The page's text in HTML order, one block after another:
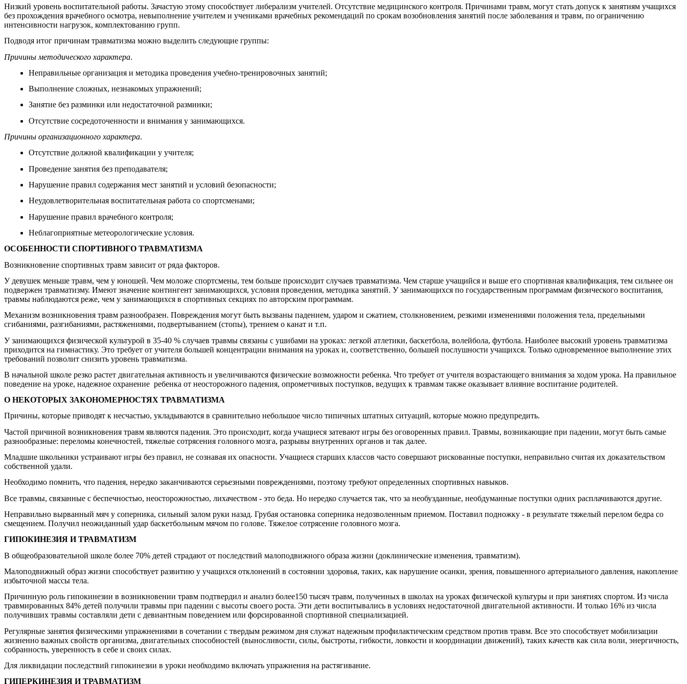
Низкий уровень воспитательной работы. Зачастую этому способствует либерализм учителей. Отсутствие медицинского контроля. Причинами травм, могут стать допуск к занятиям учащихся
без прохождения врачебного осмотра, невыполнение учителем и учениками врачебных рекомендаций по срокам возобновления занятий после заболевания и травм, по ограничению
интенсивности нагрузок, комплектованию групп.
Подводя итог причинам травматизма можно выделить следующие группы:
Причины методического характера.
Неправильные организация и методика проведения учебно-тренировочных занятий;
Выполнение сложных, незнакомых упражнений;
Занятие без разминки или недостаточной разминки;
Отсутствие сосредоточенности и внимания у занимающихся.
Причины организационного характера.
Отсутствие должной квалификации у учителя;
Проведение занятия без преподавателя;
Нарушение правил содержания мест занятий и условий безопасности;
Неудовлетворительная воспитательная работа со спортсменами;
Нарушение правил врачебного контроля;
Неблагоприятные метеорологические условия.
ОСОБЕННОСТИ СПОРТИВНОГО ТРАВМАТИЗМА
Возникновение спортивных травм зависит от ряда факторов.
У девушек меньше травм, чем у юношей. Чем моложе спортсмены, тем больше происходит случаев травматизма. Чем старше учащийся и выше его спортивная квалификация, тем сильнее он
подвержен травматизму. Имеют значение контингент занимающихся, условия проведения, методика занятий. У занимающихся по государственным программам физического воспитания,
травмы наблюдаются реже, чем у занимающихся в спортивных секциях по авторским программам.
Механизм возникновения травм разнообразен. Повреждения могут быть вызваны падением, ударом и сжатием, столкновением, резкими изменениями положения тела, предельными
сгибаниями, разгибаниями, растяжениями, подвертыванием (стопы), трением о канат и т.п.
У занимающихся физической культурой в 35-40 % случаев травмы связаны с ушибами на уроках: легкой атлетики, баскетбола, волейбола, футбола. Наиболее высокий уровень травматизма
приходится на гимнастику. Это требует от учителя большей концентрации внимания на уроках и, соответственно, большей послушности учащихся. Только одновременное выполнение этих
требований позволит снизить уровень травматизма.
В начальной школе резко растет двигательная активность и увеличиваются физические возможности ребенка. Что требует от учителя возрастающего внимания за ходом урока. На правильное
поведение на уроке, надежное охранение ребенка от неосторожного падения, опрометчивых поступков, ведущих к травмам также оказывает влияние воспитание родителей.
О НЕКОТОРЫХ ЗАКОНОМЕРНОСТЯХ ТРАВМАТИЗМА
Причины, которые приводят к несчастью, укладываются в сравнительно небольшое число типичных штатных ситуаций, которые можно предупредить.
Частой причиной возникновения травм являются падения. Это происходит, когда учащиеся затевают игры без оговоренных правил. Травмы, возникающие при падении, могут быть самые
разнообразные: переломы конечностей, тяжелые сотрясения головного мозга, разрывы внутренних органов и так далее.
Младшие школьники устраивают игры без правил, не сознавая их опасности. Учащиеся старших классов часто совершают рискованные поступки, неправильно считая их доказательством
собственной удали.
Необходимо помнить, что падения, нередко заканчиваются серьезными повреждениями, поэтому требуют определенных спортивных навыков.
Все травмы, связанные с беспечностью, неосторожностью, лихачеством - это беда. Но нередко случается так, что за необузданные, необдуманные поступки одних расплачиваются другие.
Неправильно вырванный мяч у соперника, сильный залом руки назад. Грубая остановка соперника недозволенным приемом. Поставил подножку - в результате тяжелый перелом бедра со
смещением. Получил неожиданный удар баскетбольным мячом по голове. Тяжелое сотрясение головного мозга.
ГИПОКИНЕЗИЯ И ТРАВМАТИЗМ
В общеобразовательной школе более 70% детей страдают от последствий малоподвижного образа жизни (доклинические изменения, травматизм).
Малоподвижный образ жизни способствует развитию у учащихся отклонений в состоянии здоровья, таких, как нарушение осанки, зрения, повышенного артериального давления, накопление
избыточной массы тела.
Причинную роль гипокинезии в возникновении травм подтвердил и анализ более150 тысяч травм, полученных в школах на уроках физической культуры и при занятиях спортом. Из числа
травмированных 84% детей получили травмы при падении с высоты своего роста. Эти дети воспитывались в условиях недостаточной двигательной активности. И только 16% из числа
получивших травмы составляли дети с девиантным поведением или форсированной спортивной специализацией.
Регулярные занятия физическими упражнениями в сочетании с твердым режимом дня служат надежным профилактическим средством против травм. Все это способствует мобилизации
жизненно важных свойств организма, двигательных способностей (выносливости, силы, быстроты, гибкости, ловкости и координации движений), таких качеств как сила воли, энергичность,
собранность, уверенность в себе и своих силах.
Для ликвидации последствий гипокинезии в уроки необходимо включать упражнения на растягивание.
ГИПЕРКИНЕЗИЯ И ТРАВМАТИЗМ